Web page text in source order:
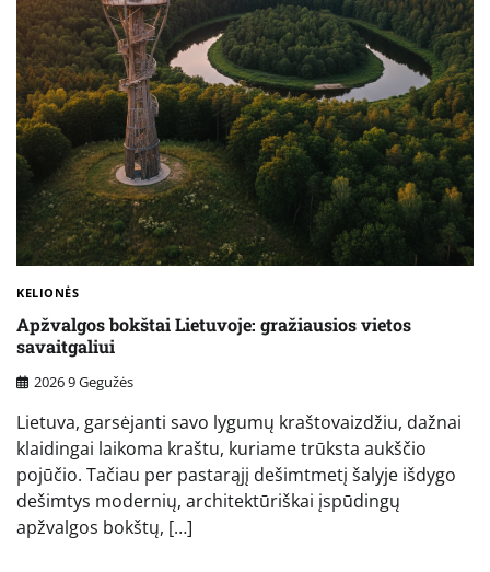
KELIONĖS
Apžvalgos bokštai Lietuvoje: gražiausios vietos
savaitgaliui
2026 9 Gegužės
Lietuva, garsėjanti savo lygumų kraštovaizdžiu, dažnai
klaidingai laikoma kraštu, kuriame trūksta aukščio
pojūčio. Tačiau per pastarąjį dešimtmetį šalyje išdygo
dešimtys modernių, architektūriškai įspūdingų
apžvalgos bokštų, […]